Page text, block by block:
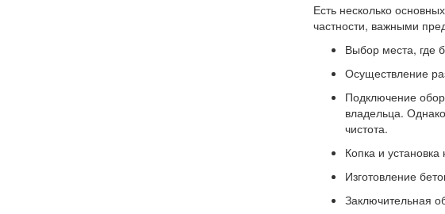
Есть несколько
частности, важными
Выбор места, где
Осуществление
Подключение
владельца.
чистота.
Копка и
Изготовление
Заключительная